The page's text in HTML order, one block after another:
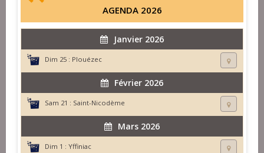
AGENDA 2026
Janvier 2026
Dim 25 : Plouézec
Février 2026
Sam 21 : Saint-Nicodème
Mars 2026
Dim 1 : Yffiniac